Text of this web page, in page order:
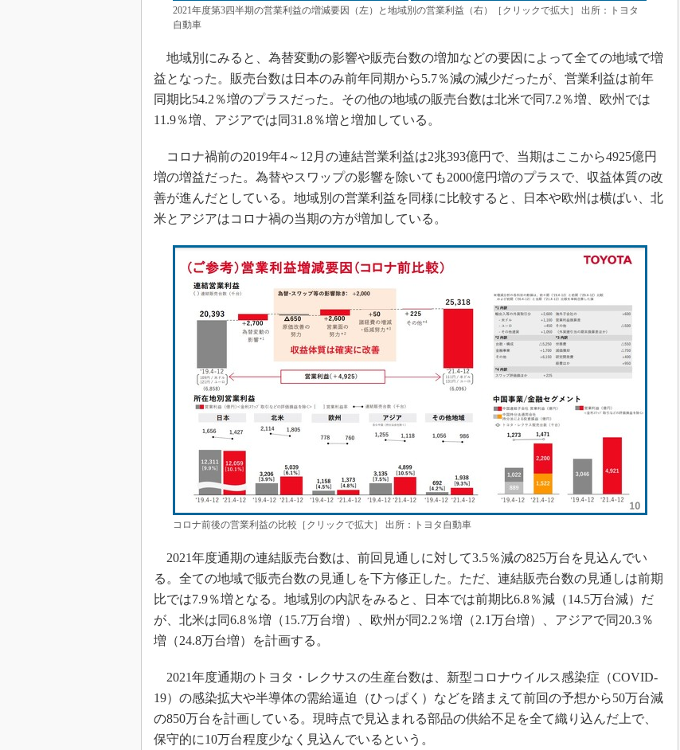
2021年度第3四半期の営業利益の増減要因（左）と地域別の営業利益（右）［クリックで拡大］ 出所：トヨタ
自動車
地域別にみると、為替変動の影響や販売台数の増加などの要因によって全ての地域で増
益となった。販売台数は日本のみ前年同期から5.7％減の減少だったが、営業利益は前年
同期比54.2％増のプラスだった。その他の地域の販売台数は北米で同7.2％増、欧州では
11.9％増、アジアでは同31.8％増と増加している。
コロナ禍前の2019年4～12月の連結営業利益は2兆393億円で、当期はここから4925億円
増の増益だった。為替やスワップの影響を除いても2000億円増のプラスで、収益体質の改
善が進んだとしている。地域別の営業利益を同様に比較すると、日本や欧州は横ばい、北
米とアジアはコロナ禍の当期の方が増加している。
コロナ前後の営業利益の比較［クリックで拡大］ 出所：トヨタ自動車
2021年度通期の連結販売台数は、前回見通しに対して3.5％減の825万台を見込んでい
る。全ての地域で販売台数の見通しを下方修正した。ただ、連結販売台数の見通しは前期
比では7.9％増となる。地域別の内訳をみると、日本では前期比6.8％減（14.5万台減）だ
が、北米は同6.8％増（15.7万台増）、欧州が同2.2％増（2.1万台増）、アジアで同20.3％
増（24.8万台増）を計画する。
2021年度通期のトヨタ・レクサスの生産台数は、新型コロナウイルス感染症（COVID-
19）の感染拡大や半導体の需給逼迫（ひっぱく）などを踏まえて前回の予想から50万台減
の850万台を計画している。現時点で見込まれる部品の供給不足を全て織り込んだ上で、
保守的に10万台程度少なく見込んでいるという。